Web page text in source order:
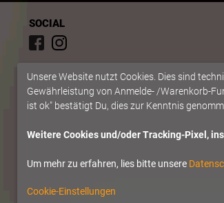
SOCIAL
Unsere Website nutzt Cookies. Dies sind
Gewährleistung von Anmelde- /Warenkorb-
ist ok" bestätigt Du, dies zur Kenntnis
Weitere Cookies und/oder Tracking-Pixel,
Um mehr zu erfahren, lies bitte unsere
Cookie-Einstellungen